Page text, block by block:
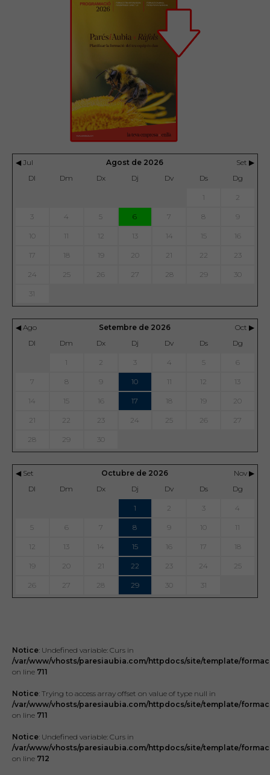
◀ Jul Agost de 2026
Set ▶
Dl
Dm Dx Dj Dv Ds Dg
1 2
3 4 5 6 7 8 9
10 11 12 13 14 15 16
17 18 19 20 21 22 23
24 25 26 27 28 29 30
31
◀ Ago Setembre de 2026
Oct ▶
Dl
Dm Dx Dj Dv Ds Dg
1 2 3 4 5 6
7 8 9 10 11 12 13
14 15 16 17 18 19 20
21 22 23 24 25 26 27
28 29 30
◀ Set Octubre de 2026
Nov ▶
Dl
Dm Dx Dj Dv Ds Dg
1 2 3 4
5 6 7 8 9 10 11
12 13 14 15 16 17 18
19 20 21 22 23 24 25
26 27 28 29 30 31
Notice: Undefined variable: Curs in
/var/www/vhosts/paresiaubia.com/httpdocs/site/template/
on line 711
Notice: Trying to access array offset on value of type null in
/var/www/vhosts/paresiaubia.com/httpdocs/site/template/
on line 711
Notice: Undefined variable: Curs in
/var/www/vhosts/paresiaubia.com/httpdocs/site/template/
on line 712